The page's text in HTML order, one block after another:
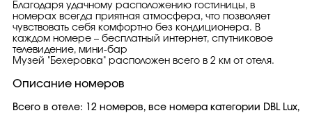
Благодаря удачному расположению гостиницы, в
номерах всегда приятная атмосфера, что позволяет
чувствовать себя комфортно без кондиционера. В
каждом номере – бесплатный интернет, спутниковое
телевидение, мини-бар
Музей "Бехеровка" расположен всего в 2 км от отеля.
Описание номеров
Всего в отеле: 12 номеров, все номера категории DBL Lux,